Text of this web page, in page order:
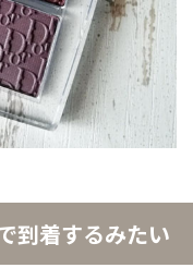
到着するみたい